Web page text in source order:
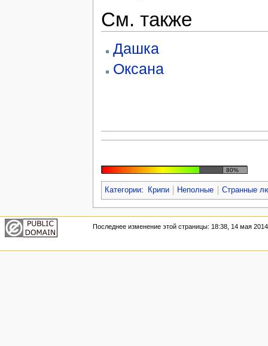
См. также
Дашка
Оксана
80%
Категории: Крипи Неполные Странные
Последнее изменение этой страницы: 18:38, 14 мая